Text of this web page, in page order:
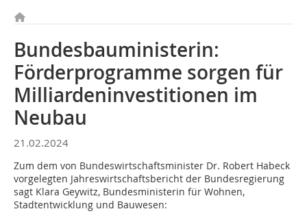
Bundesbauministerin:
Förderprogramme sorgen für
Milliardeninvestitionen im
Neubau
21.02.2024
Zum dem von Bundeswirtschaftsminister Dr. Robert Habeck
vorgelegten Jahreswirtschaftsbericht der Bundesregierung
sagt Klara Geywitz, Bundesministerin für Wohnen,
Stadtentwicklung und Bauwesen: